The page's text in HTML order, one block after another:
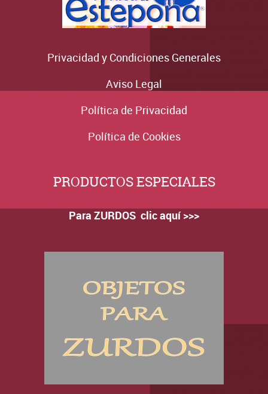
Privacidad y Condiciones Generales
Aviso Legal
Política de Privacidad
Política de Cookies
PRODUCTOS ESPECIALES
Para ZURDOS clic aquí >>>